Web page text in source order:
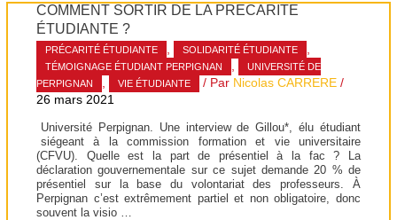
COMMENT SORTIR DE LA PRÉCARITÉ
ÉTUDIANTE ?
PRÉCARITÉ ÉTUDIANTE , SOLIDARITÉ ÉTUDIANTE ,
TÉMOIGNAGE ÉTUDIANT PERPIGNAN ,
UNIVERSITÉ DE
PERPIGNAN
, VIE ÉTUDIANTE / Par Nicolas CARRERE /
26 mars 2021
Université Perpignan. Une interview de Gillou*, élu étudiant
siégeant à la commission formation et vie universitaire
(CFVU). Quelle est la part de présentiel à la fac ? La
déclaration gouvernementale sur ce sujet demande 20 % de
présentiel sur la base du volontariat des professeurs. À
Perpignan c’est extrêmement partiel et non obligatoire, donc
souvent la visio …